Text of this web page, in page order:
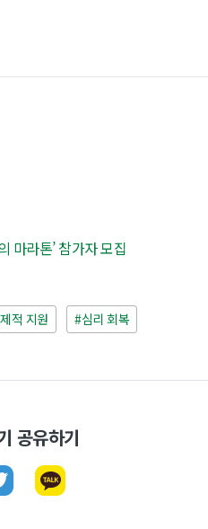
마라톤’ 참가자 모집
적 지원 #심리 회복
공유하기